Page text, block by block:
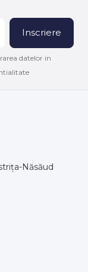
Inscriere
datelor in
Năsăud